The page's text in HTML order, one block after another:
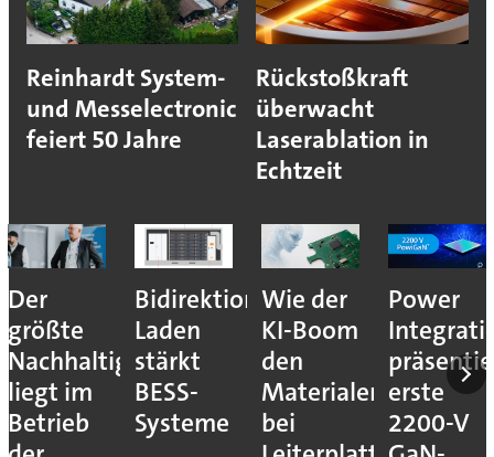
Reinhardt System-
und Messelectronic
feiert 50 Jahre
Rückstoßkraft
überwacht
Laserablation in
Echtzeit
Der
größte
Nachhaltigkeitshebel
liegt im
Betrieb
Bidirektionales
Laden
stärkt
BESS-
Systeme
Wie der
KI-Boom
den
Materialengpass
bei
Power
erste
2200-V